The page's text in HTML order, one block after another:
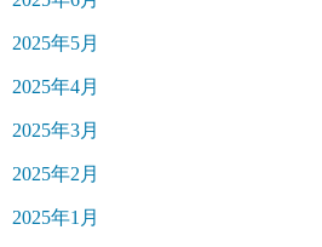
2025年5月
2025年4月
2025年3月
2025年2月
2025年1月